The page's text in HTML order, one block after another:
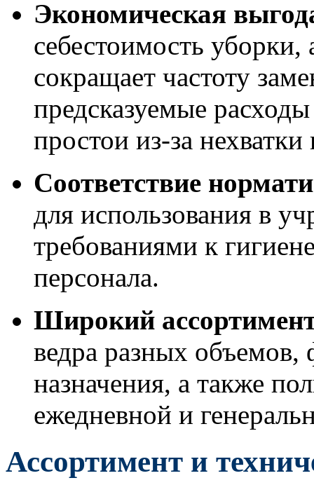
Экономическая
себестоимость уборки,
сокращает частоту
предсказуемые
простои из-за нехватки
Соответствие
для использования в
требованиями к
персонала.
Широкий
ведра разных
назначения, а также
ежедневной и
Ассортимент и